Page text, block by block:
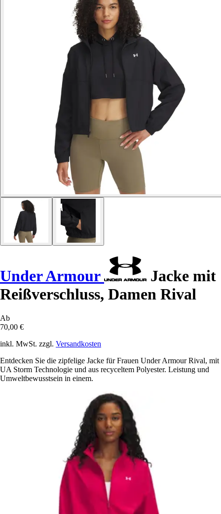
Under Armour
Jacke mit
Reißverschluss, Damen Rival
Ab
70,00 €
inkl. MwSt. zzgl. Versandkosten
Entdecken Sie die zipfelige Jacke für Frauen Under Armour Rival, mit
UA Storm Technologie und aus recyceltem Polyester. Leistung und
Umweltbewusstsein in einem.